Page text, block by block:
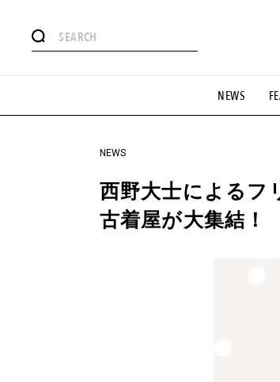
NEWS
#憧れの逸品
#GH 銘品の所以 #フイナムのYouTube
#HANDSOME HANDBOOK
NEWS
西野大士によるフ
古着屋が大集結！